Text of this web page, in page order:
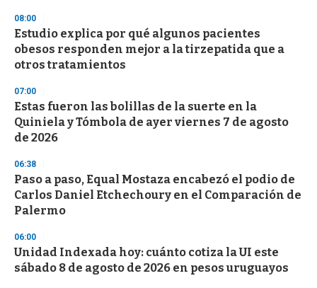
08:00
Estudio explica por qué algunos pacientes
obesos responden mejor a la tirzepatida que a
otros tratamientos
07:00
Estas fueron las bolillas de la suerte en la
Quiniela y Tómbola de ayer viernes 7 de agosto
de 2026
06:38
Paso a paso, Equal Mostaza encabezó el podio de
Carlos Daniel Etchechoury en el Comparación de
Palermo
06:00
Unidad Indexada hoy: cuánto cotiza la UI este
sábado 8 de agosto de 2026 en pesos uruguayos